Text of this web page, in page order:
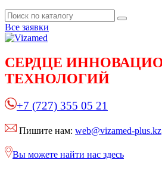
Все заявки
СЕРДЦЕ
ТЕХНОЛОГИЙ
+7 (727) 355 05 21
Пишите нам: web@vizamed-plus.kz
Вы можете найти нас здесь